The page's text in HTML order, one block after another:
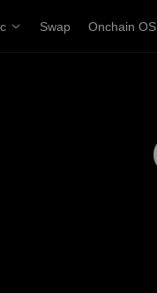
Swap Onchain OS